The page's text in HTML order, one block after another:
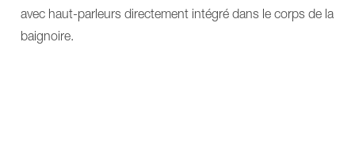
avec haut-parleurs directement intégré dans le corps de la
baignoire.